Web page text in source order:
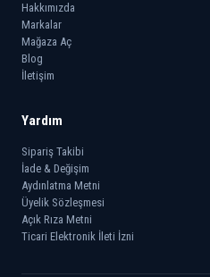
Hakkımızda
Markalar
Mağaza Aç
Blog
İletişim
Yardım
Sipariş Takibi
İade & Değişim
Aydınlatma Metni
Üyelik Sözleşmesi
Açık Rıza Metni
Ticari Elektronik İleti İzni